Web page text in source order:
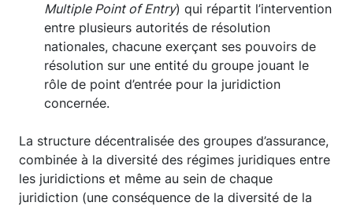
Multiple Point of Entry) qui répartit l’intervention
entre plusieurs autorités de résolution
nationales, chacune exerçant ses pouvoirs de
résolution sur une entité du groupe jouant le
rôle de point d’entrée pour la juridiction
concernée.
La structure décentralisée des groupes d’assurance,
combinée à la diversité des régimes juridiques entre
les juridictions et même au sein de chaque
juridiction (une conséquence de la diversité de la